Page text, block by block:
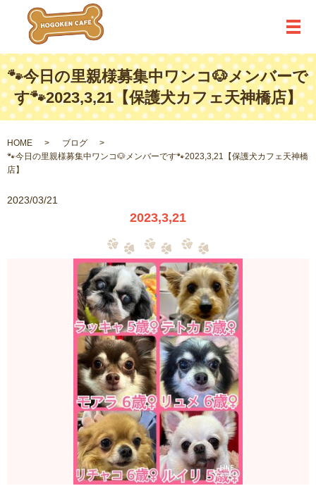
メ
🐾今日の里親様募集中ワンコ🐶メンバーで
す🐾2023,3,21【保護犬カフェ天神橋店】
HOME
ブログ
🐾今日の里親様募集中ワンコ🐶メンバーです🐾2023,3,21【保護犬カフェ天神橋
店】
2023/03/21
2023,3,21